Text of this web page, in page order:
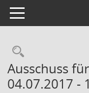
Toggle navigation
Ausschuss
04.07.2017 -